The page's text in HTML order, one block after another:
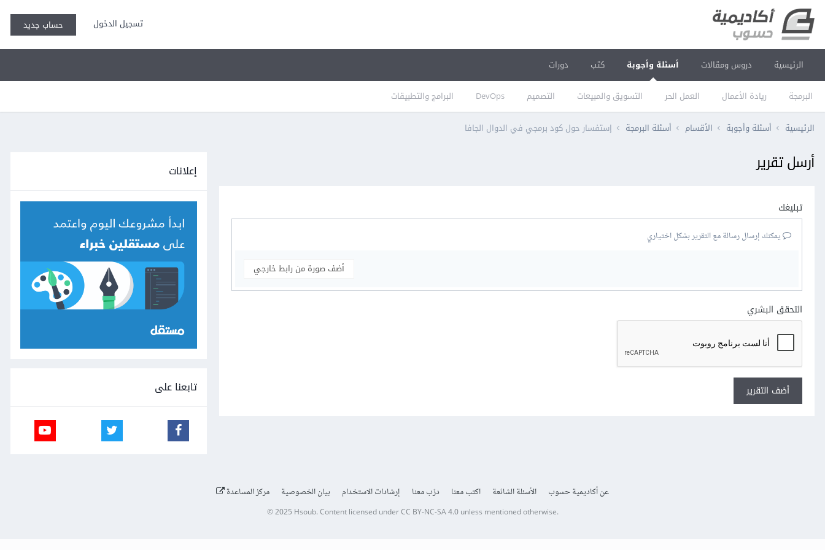
تسجيل الدخول حساب جديد
الرئيسية دروس ومقالات أسئلة وأجوبة
البرمجة ريادة الأعمال العمل الحر التسويق والمبيعات التصميم DevOps البرامج والتطبيقات
كتب دورات
الرئيسية أسئلة وأجوبة الأقسام أسئلة البرمجة إستفسار حول كود برمجي في الدوال الجافا
أرسل تقرير
تبليغك
يمكنك إرسال رسالة مع التقرير بشكل اختياري
أضف صورة من رابط خارجي
التحقق البشري
أضف التقرير
إعلانات
تابعنا على
عن أكاديمية حسوب الأسئلة الشائعة اكتب معنا درّب معنا إرشادات الاستخدام بيان الخصوصية مركز المساعدة
© 2025 Hsoub.Content licensed underCC BY-NC-SA 4.0unless mentioned otherwise.